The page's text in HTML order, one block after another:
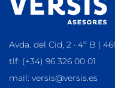
Avda. del Cid, 2 · 4º B |
tlf: (+34) 96 326 00 01
mail: versis@versis.es